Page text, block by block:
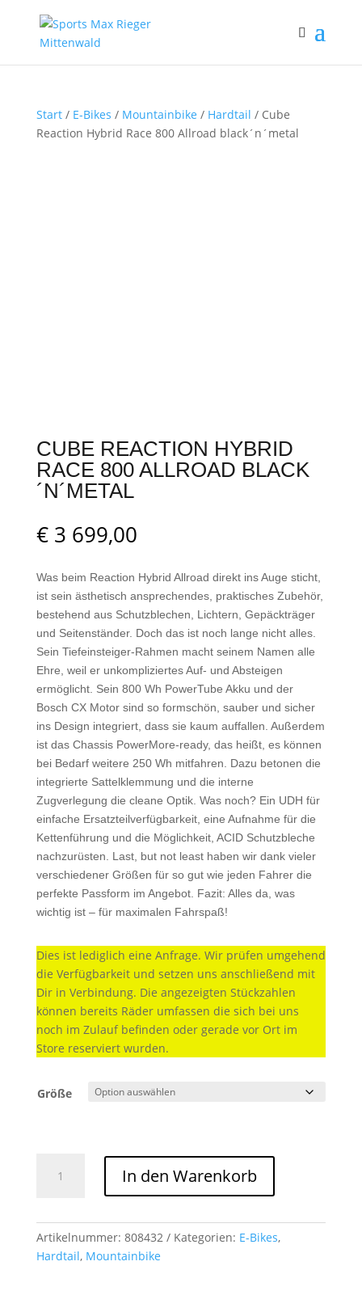
Start/ E-Bikes / Mountainbike / Hardtail / Cube
Reaction Hybrid Race 800 Allroad black´n´metal
CUBE REACTION HYBRID
RACE 800 ALLROAD BLACK
´N´METAL
€3 699,00
Was beim Reaction Hybrid Allroad direkt ins Auge sticht,
ist sein ästhetisch ansprechendes, praktisches Zubehör,
bestehend aus Schutzblechen, Lichtern, Gepäckträger
und Seitenständer. Doch das ist noch lange nicht alles.
Sein Tiefeinsteiger-Rahmen macht seinem Namen alle
Ehre, weil er unkompliziertes Auf- und Absteigen
ermöglicht. Sein 800 Wh PowerTube Akku und der
Bosch CX Motor sind so formschön, sauber und sicher
ins Design integriert, dass sie kaum auffallen. Außerdem
ist das Chassis PowerMore-ready, das heißt, es können
bei Bedarf weitere 250 Wh mitfahren. Dazu betonen die
integrierte Sattelklemmung und die interne
Zugverlegung die cleane Optik. Was noch? Ein UDH für
einfache Ersatzteilverfügbarkeit, eine Aufnahme für die
Kettenführung und die Möglichkeit, ACID Schutzbleche
nachzurüsten. Last, but not least haben wir dank vieler
verschiedener Größen für so gut wie jeden Fahrer die
perfekte Passform im Angebot. Fazit: Alles da, was
wichtig ist – für maximalen Fahrspaß!
Dies ist lediglich eine Anfrage. Wir prüfen umgehend
die Verfügbarkeit und setzen uns anschließend mit
Dir in Verbindung. Die angezeigten Stückzahlen
können bereits Räder umfassen die sich bei uns
noch im Zulauf befinden oder gerade vor Ort im
Store reserviert wurden.
Größe
Reaction
800
Allroad
In den Warenkorb
Artikelnummer: 808432 Kategorien: E-Bikes,
Hardtail, Mountainbike